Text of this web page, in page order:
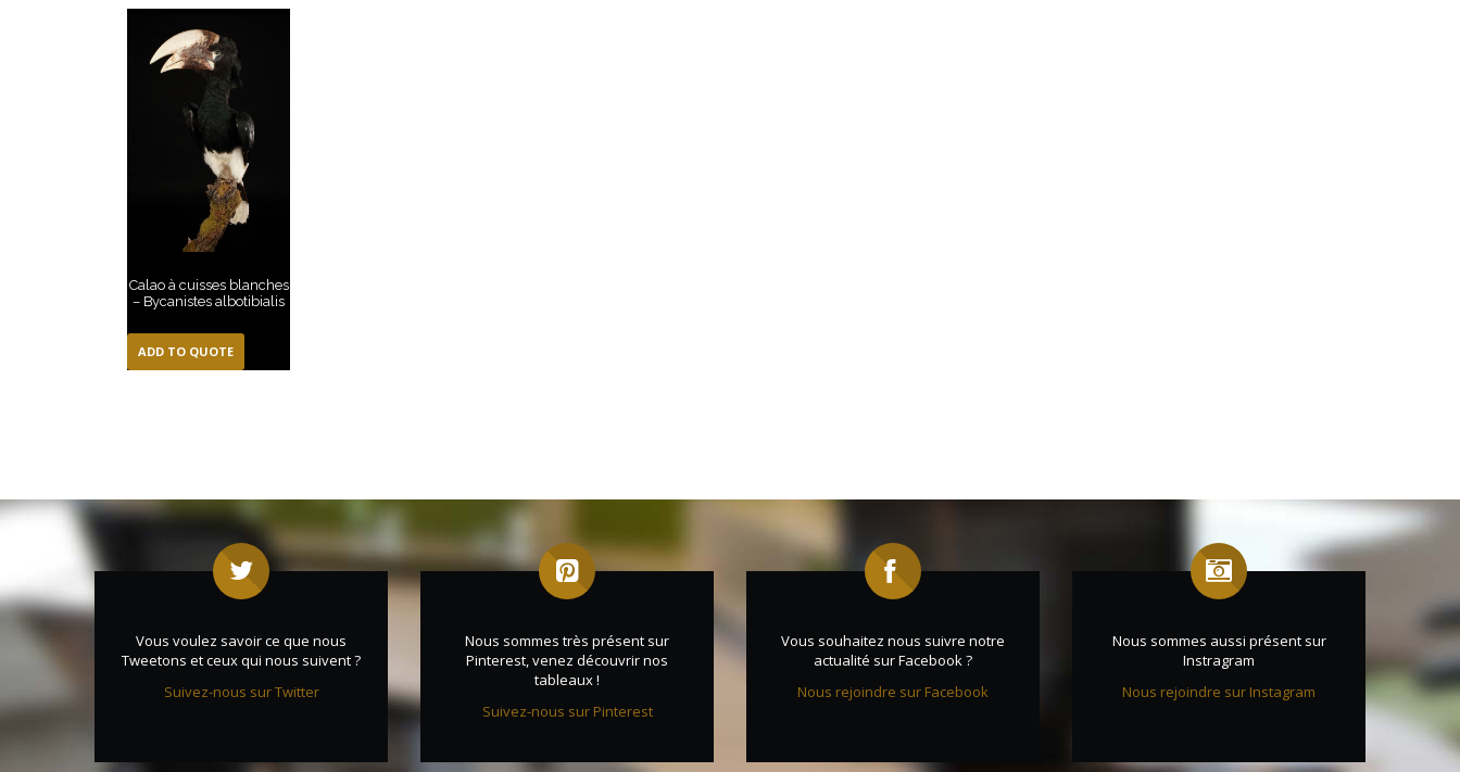
Calao à cuisses blanches
– Bycanistes albotibialis
ADD TO QUOTE
Vous voulez savoir ce que nous
Tweetons et ceux qui nous suivent ?
Suivez-nous sur Twitter
Nous sommes très présent sur
Pinterest, venez découvrir nos
tableaux !
Suivez-nous sur Pinterest
Vous souhaitez nous suivre notre
actualité sur Facebook ?
Nous rejoindre sur Facebook
Nous sommes aussi présent sur
Instragram
Nous rejoindre sur Instagram